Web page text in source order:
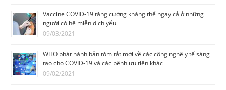
Vaccine COVID-19 tăng cường kháng thể ngay cả ở những
người có hệ miễn dịch yếu
09/03/2021
WHO phát hành bản tóm tắt mới về các công nghệ y tế sáng
tạo cho COVID-19 và các bệnh ưu tiên khác
09/02/2021